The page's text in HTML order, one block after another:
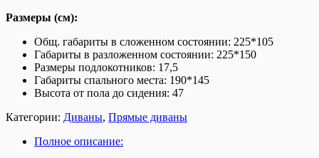
Размеры (см):
Общ. габариты в сложенном состоянии: 225*105
Габариты в разложенном состоянии: 225*150
Размеры подлокотников: 17,5
Габариты спального места: 190*145
Высота от пола до сидения: 47
Категории: Диваны, Прямые диваны
Полное описание: